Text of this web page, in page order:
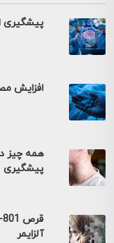
پیشگیری
افزایش
همه چیز
پیشگیری
آلزایمر